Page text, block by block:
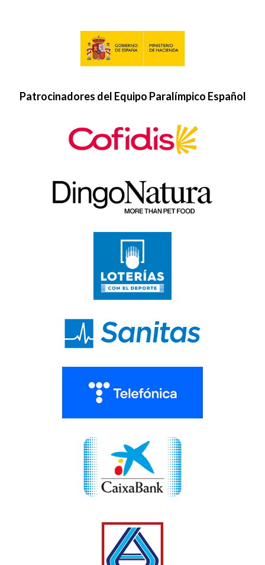
Patrocinadores del Equipo Paralímpico Español